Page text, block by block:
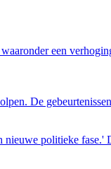
een
De
nieuwe politieke